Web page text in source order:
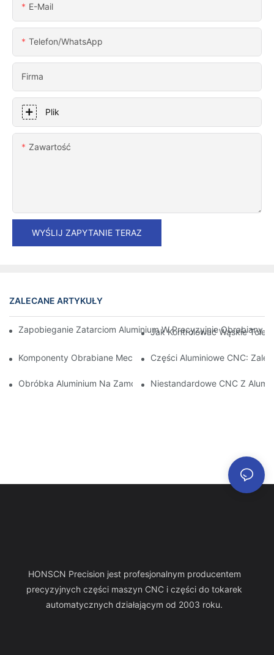
E-Mail
Telefon/WhatsApp
Firma
Plik
Zawartość
WYŚLIJ ZAPYTANIE TERAZ
ZALECANE ARTYKUŁY
Zapobieganie Zatarciom Aluminium W Precyzyjnie
Jak Kontrolować Wąskie
Komponenty Obrabiane Mechanicznie Z Aluminium:
Części Aluminiowe CNC:
Obróbka Aluminium Na Zamówienie: Odkrywanie Najnowszych
Niestandardowe CNC Z
HONSCN Precision jest profesjonalnym producentem
precyzyjnych części maszyn CNC i części do tokarek
automatycznych działającym od 2003 roku.